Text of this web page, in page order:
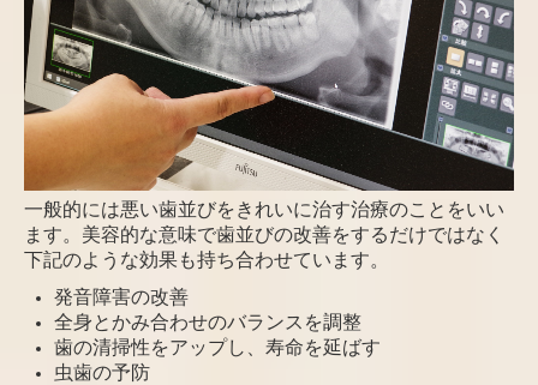
一般的には悪い歯並びをきれいに治す治療のことをいい
ます。美容的な意味で歯並びの改善をするだけではなく
下記のような効果も持ち合わせています。
発音障害の改善
全身とかみ合わせのバランスを調整
歯の清掃性をアップし、寿命を延ばす
虫歯の予防